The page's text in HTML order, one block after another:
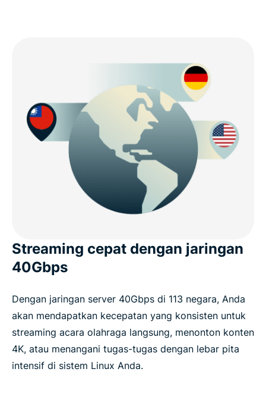
Streaming cepat dengan jaringan
40Gbps
Dengan jaringan server 40Gbps di 113 negara, Anda
akan mendapatkan kecepatan yang konsisten untuk
streaming acara olahraga langsung, menonton konten
4K, atau menangani tugas-tugas dengan lebar pita
intensif di sistem Linux Anda.